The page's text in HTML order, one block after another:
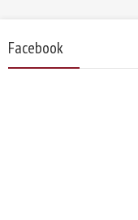
Facebook